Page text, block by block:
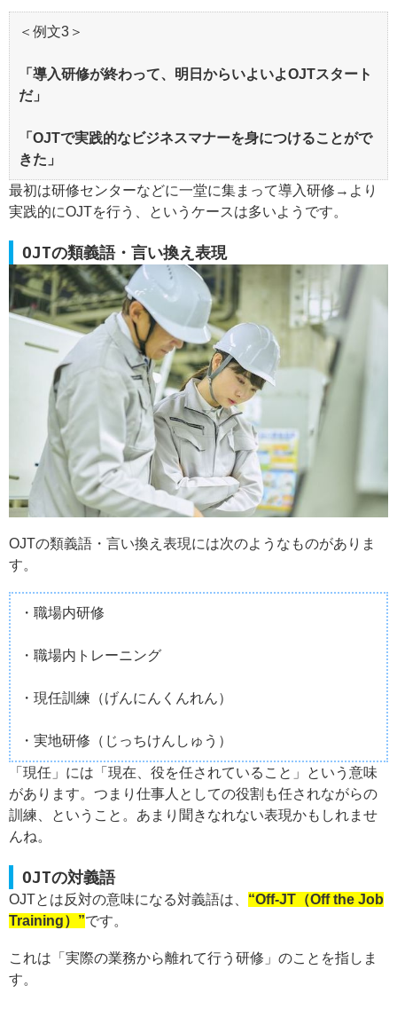
＜例文3＞
「導入研修が終わって、明日からいよいよOJTスタート
だ」
「OJTで実践的なビジネスマナーを身につけることがで
きた」
最初は研修センターなどに一堂に集まって導入研修→より
実践的にOJTを行う、というケースは多いようです。
OJTの類義語・言い換え表現
OJTの類義語・言い換え表現には次のようなものがありま
す。
・職場内研修
・職場内トレーニング
・現任訓練（げんにんくんれん）
・実地研修（じっちけんしゅう）
「現任」には「現在、役を任されていること」という意味
があります。つまり仕事人としての役割も任されながらの
訓練、ということ。あまり聞きなれない表現かもしれませ
んね。
OJTの対義語
OJTとは反対の意味になる対義語は、 “Off-JT（Off the Job
Training）”です。
これは「実際の業務から離れて行う研修」のことを指しま
す。